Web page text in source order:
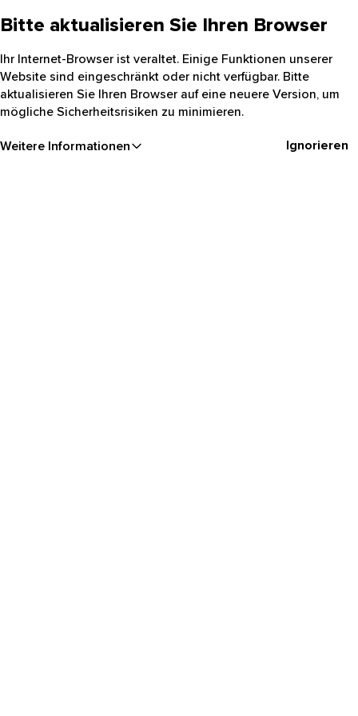
Bitte aktualisieren Sie Ihren Browser
Ihr Internet-Browser ist veraltet. Einige Funktionen unserer
Website sind eingeschränkt oder nicht verfügbar. Bitte
aktualisieren Sie Ihren Browser auf eine neuere Version, um
mögliche Sicherheitsrisiken zu minimieren.
Weitere Informationen Ignorieren